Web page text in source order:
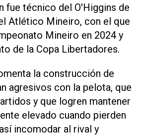
fue técnico del O'Higgins de
Atlético Mineiro, con el que
Mineiro en 2024 y
de la Copa Libertadores.
la construcción de
agresivos con la pelota, que
y que logren mantener
elevado cuando pierden
incomodar al rival y